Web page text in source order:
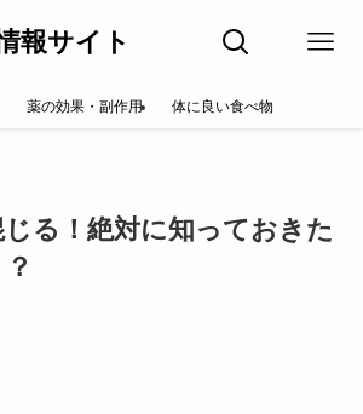
報サイト
薬の効果・副作用 体に良い食べ物
る！絶対に知っておきた